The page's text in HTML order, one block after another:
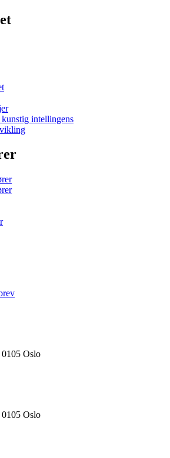
intellingens
0105 Oslo
0105 Oslo